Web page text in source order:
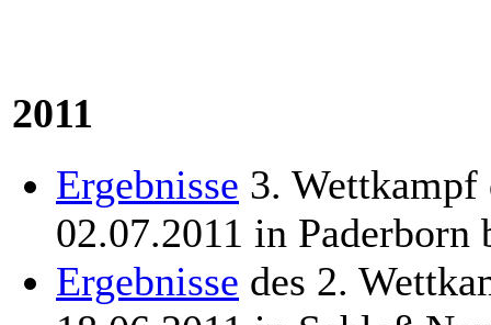
2011
Ergebnisse 3. Wettkampf
02.07.2011 in
Ergebnisse des 2.